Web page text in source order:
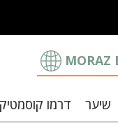
MORAZ
שיער דרמו